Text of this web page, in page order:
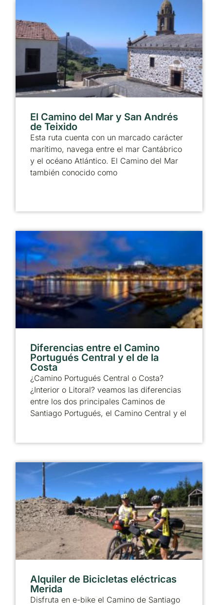
El Camino del Mar y San Andrés
de Teixido
Esta ruta cuenta con un marcado carácter
marítimo, navega entre el mar Cantábrico
y el océano Atlántico. El Camino del Mar
también conocido como
Diferencias entre el Camino
Portugués Central y el de la
Costa
¿Camino Portugués Central o Costa?
¿Interior o Litoral? veamos las diferencias
entre los dos principales Caminos de
Santiago Portugués, el Camino Central y el
Alquiler de Bicicletas eléctricas
Merida
Disfruta en e-bike el Camino de Santiago